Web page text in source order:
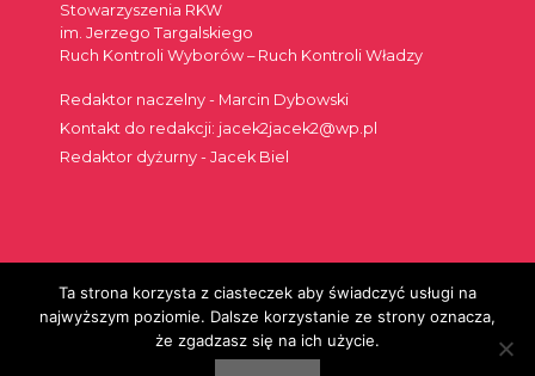
Stowarzyszenia RKW
im. Jerzego Targalskiego
Ruch Kontroli Wyborów – Ruch Kontroli Władzy
Redaktor naczelny - Marcin Dybowski
Kontakt do redakcji: jacek2jacek2@wp.pl
Redaktor dyżurny - Jacek Biel
Szukaj:
Ta strona korzysta z ciasteczek aby świadczyć usługi na
najwyższym poziomie. Dalsze korzystanie ze strony oznacza,
że zgadzasz się na ich użycie.